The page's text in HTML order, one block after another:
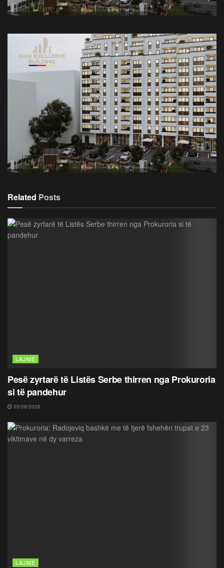
Related Posts
LAJME
Pesë zyrtarë të Listës Serbe thirren nga Prokuroria
si të pandehur
05/08/2026
LAJME